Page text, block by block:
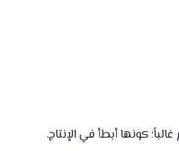
كونها أبطأ في الإنتاج.